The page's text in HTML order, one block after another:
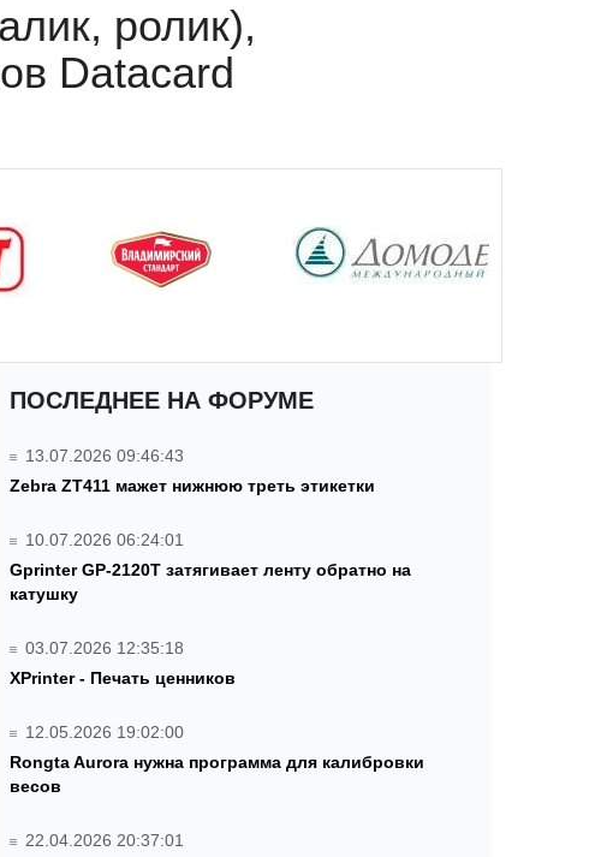
ролик),
Datacard
ПОСЛЕДНЕЕ НА ФОРУМЕ
13.07.2026 09:46:43
Zebra ZT411 мажет нижнюю треть этикетки
10.07.2026 06:24:01
Gprinter GP-2120T затягивает ленту обратно на
катушку
03.07.2026 12:35:18
XPrinter - Печать ценников
12.05.2026 19:02:00
Rongta Aurora нужна программа для калибровки
весов
22.04.2026 20:37:01